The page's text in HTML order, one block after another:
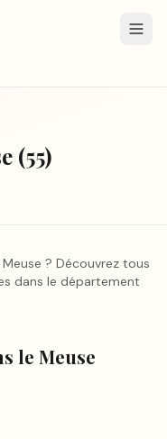
(55)
? Découvrez tous
dans le département
le Meuse